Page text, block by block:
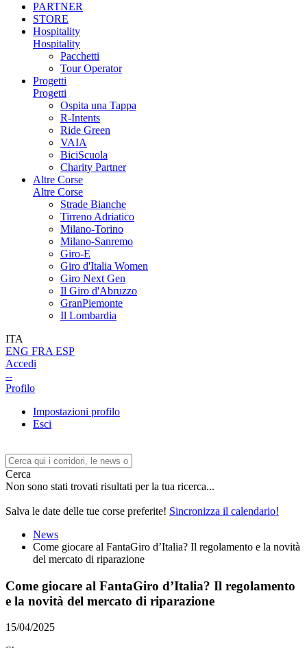
PARTNER
STORE
Hospitality
Hospitality
Pacchetti
Tour Operator
Progetti
Progetti
Ospita una Tappa
R-Intents
Ride Green
VAIA
BiciScuola
Charity Partner
Altre Corse
Altre Corse
Strade Bianche
Tirreno Adriatico
Milano-Torino
Milano-Sanremo
Giro-E
Giro d'Italia Women
Giro Next Gen
Il Giro d'Abruzzo
GranPiemonte
Il Lombardia
ITA
ENG FRA ESP
Accedi
--
Profilo
Impostazioni profilo
Esci
Cerca
Non sono stati trovati risultati per la tua ricerca...
Salva le date delle tue corse preferite! Sincronizza il calendario!
News
Come giocare al FantaGiro d’Italia? Il regolamento e la novità
del mercato di riparazione
Come giocare al FantaGiro d’Italia? Il regolamento
e la novità del mercato di riparazione
15/04/2025